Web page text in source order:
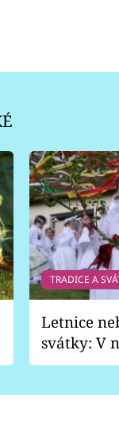
TRADICE A
Letnice
svátky: V
pondělí